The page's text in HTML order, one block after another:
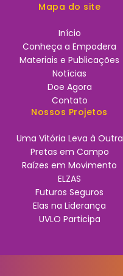
Mapa do site
Início
Conheça a Empodera
Materiais e Publicações
Notícias
Doe Agora
Contato
Nossos Projetos
Uma Vitória Leva à Outra
Pretas em Campo
Raízes em Movimento
ELZAS
Futuros Seguros
Elas na Liderança
UVLO Participa